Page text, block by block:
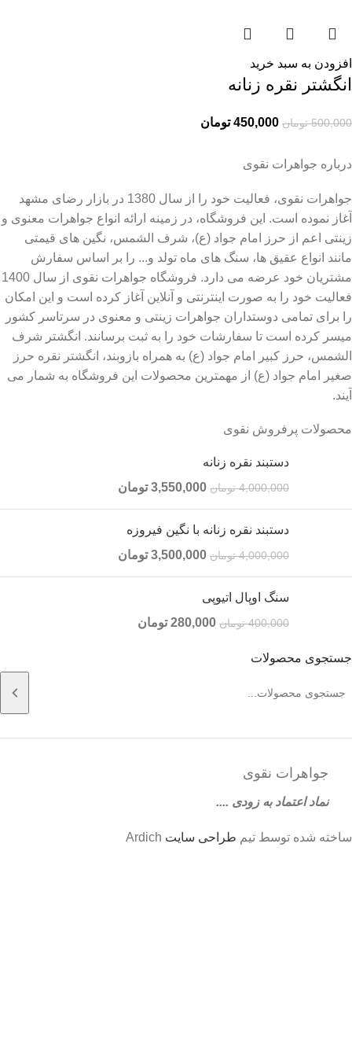
افزودن به سبد خرید
انگشتر نقره زنانه
500,000 تومان 450,000 تومان
درباره جواهرات نقوی
جواهرات نقوی، فعالیت خود را از سال 1380 در بازار رضای مشهد
آغاز نموده است. این فروشگاه، در زمینه ارائه انواع جواهرات معنوی و
زینتی اعم از حرز امام جواد (ع)، شرف الشمس، نگین های قیمتی
مانند انواع عقیق ها، سنگ های ماه تولد و... را بر اساس سفارش
مشتریان خود عرضه می دارد. فروشگاه جواهرات نقوی از سال 1400
فعالیت خود را به صورت اینترنتی و آنلاین آغاز کرده است و این امکان
را برای تمامی دوستداران جواهرات زینتی و معنوی در سرتاسر کشور
میسر کرده است تا سفارشات خود را به ثبت برسانند. انگشتر شرف
الشمس، حرز کبیر امام جواد (ع) به همراه بازوبند، انگشتر نقره حرز
صغیر امام جواد (ع) از مهمترین محصولات این فروشگاه به شمار می
آیند.
محصولات پرفروش نقوی
دستبند نقره زنانه
4,000,000 تومان 3,550,000 تومان
دستبند نقره زنانه با نگین فیروزه
4,000,000 تومان 3,500,000 تومان
سنگ اوپال اتیوپی
400,000 تومان 280,000 تومان
جستجوی محصولات
جواهرات نقوی
نماد اعتماد به زودی ....
ساخته شده توسط تیم طراحی سایت Ardich